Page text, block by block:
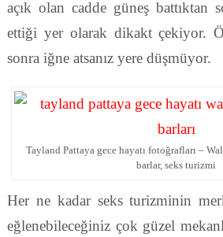
açık olan cadde güneş battıktan
ettiği yer olarak dikakt çekiyor.
sonra iğne atsanız yere düşmüyor.
Tayland Pattaya gece hayatı fotoğrafları –
barlar, seks turizmi
Her ne kadar seks turizminin
eğlenebileceğiniz çok güzel